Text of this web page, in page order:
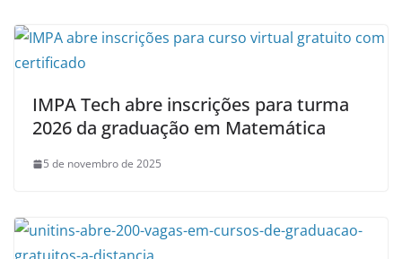
IMPA Tech abre inscrições para turma
2026 da graduação em Matemática
5 de novembro de 2025